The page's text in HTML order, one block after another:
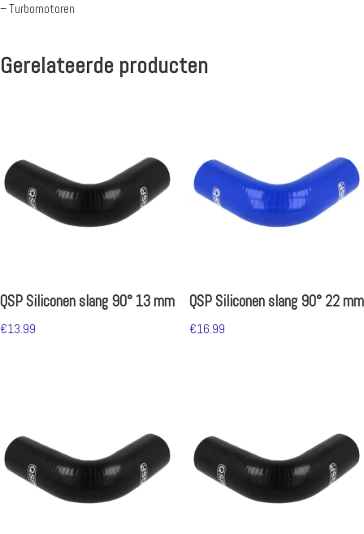
– Turbomotoren
Gerelateerde producten
QSP Siliconen slang 90° 13 mm
€13.99
QSP Siliconen slang 90° 22 mm
€16.99